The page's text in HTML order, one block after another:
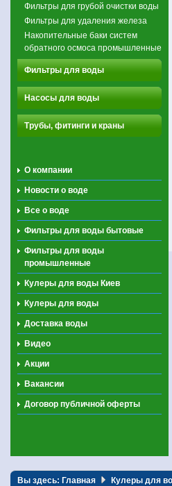
Фильтры для грубой очистки воды
Фильтры для удаления железа
Накопительные баки систем
обратного осмоса промышленные
Фильтры для воды
Насосы для воды
Трубы, фитинги и краны
О компании
Новости о воде
Все о воде
Фильтры для воды бытовые
Фильтры для воды
промышленные
Кулеры для воды Киев
Кулеры для воды
Доставка воды
Видео
Акции
Вакансии
Договор публичной оферты
Вы здесь: Главная
Кулеры для